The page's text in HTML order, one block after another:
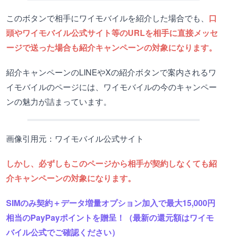
このボタンで相手にワイモバイルを紹介した場合でも、 口
頭やワイモバイル公式サイト等のURLを相手に直接メッセ
ージで送った場合も紹介キャンペーンの対象になります。
紹介キャンペーンのLINEやXの紹介ボタンで案内されるワ
イモバイルのページには、ワイモバイルの今のキャンペー
ンの魅力が詰まっています。
画像引用元：ワイモバイル公式サイト
しかし、必ずしもこのページから相手が契約しなくても紹
介キャンペーンの対象になります。
SIMのみ契約＋データ増量オプション加入で最大15,000円
相当のPayPayポイントを贈呈！（最新の還元額はワイモ
バイル公式でご確認ください）